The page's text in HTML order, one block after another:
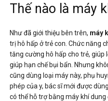
Thế nào là máy
Như đã giới thiệu bên trên, máy
trị hô hấp ở trẻ con. Chức năng
tăng cường hô hấp cho trẻ, giúp
giúp hạn chế bụi bẩn. Nhưng
cũng dùng loại máy này, phụ
phép của y, bác sĩ mới được
có thể hỗ trợ bằng máy khí dung